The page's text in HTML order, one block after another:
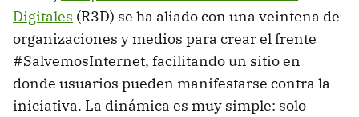
Digitales (R3D) se ha aliado con una veintena de
organizaciones y medios para crear el frente
#SalvemosInternet, facilitando un sitio en
donde usuarios pueden manifestarse contra la
iniciativa. La dinámica es muy simple: solo